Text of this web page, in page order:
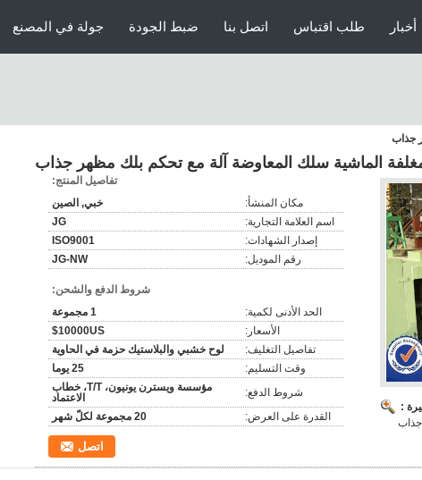
جولة في المصنع ضبط الجودة اتصل بنا طلب اقتباس أخبار
جذاب
الماشية سلك المعاوضة آلة مع تحكم بلك مظهر جذاب
:
تفاصيل المنتج:
مكان المنشأ:
خبي, الصين
اسم العلامة التجارية:
JG
إصدار الشهادات:
ISO9001
رقم الموديل:
JG-NW
شروط الدفع والشحن:
الحد الأدنى لكمية:
1 مجموعة
الأسعار:
10000US$
تفاصيل التغليف:
لوح خشبي والبلاستيك حزمة في الحاوية
وقت التسليم:
25 يوما
شروط الدفع:
مؤسسة ويسترن يونيون، T/T، خطاب
الاعتماد
القدرة على العرض:
20 مجموعة لكلّ شهر
اتصل